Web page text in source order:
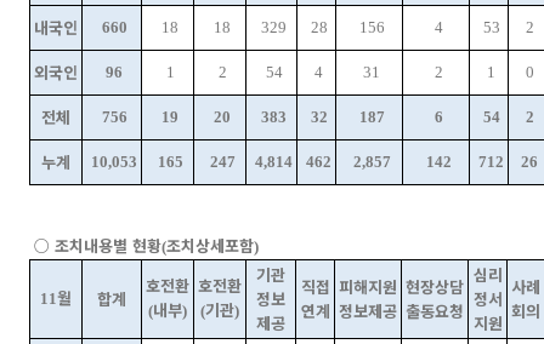
내국인 660 18 18 329 28 156 4 53 2
외국인 96 1 2 54 4 31 2 1 0
전체 756 19 20 383 32 187 6 54 2
누계 10,053 165 247 4,814 462 2,857 142 712 26
○ 조치내용별 현황(조치상세포함)
11월 합계
호전환
(내부)
호전환
(기관)
기관
정보
제공
직접
연계
피해지원
정보제공
현장상담
출동요청
심리
정서
지원
사례
회의